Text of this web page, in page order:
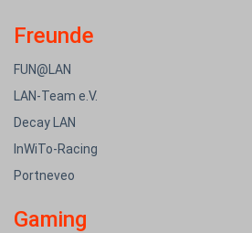
Freunde
FUN@LAN
LAN-Team e.V.
Decay LAN
InWiTo-Racing
Portneveo
Gaming